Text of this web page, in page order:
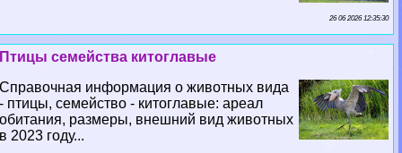
26 06 2026 12:35:30
Птицы семейства китоглавые
Справочная информация о животных вида
- птицы, семейство - китоглавые: ареал
обитания, размеры, внешний вид животных
в 2023 году...